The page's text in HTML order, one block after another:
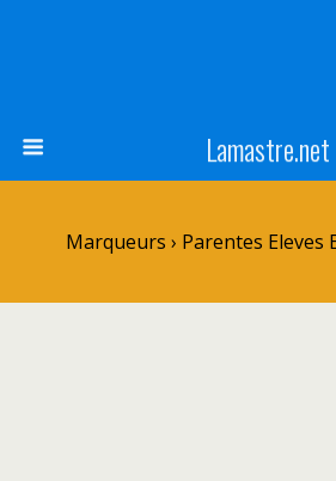
Lamastre.net
Marqueurs › Parentes Eleves